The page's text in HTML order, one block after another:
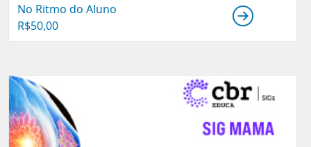
No Ritmo do Aluno
R$50,00